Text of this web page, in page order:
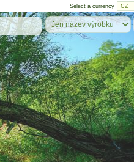
Select a currency